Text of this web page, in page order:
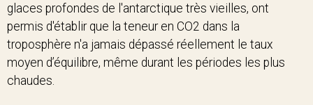
glaces profondes de l'antarctique très vieilles, ont
permis d'établir que la teneur en CO2 dans la
troposphère n'a jamais dépassé réellement le taux
moyen d’équilibre, même durant les périodes les plus
chaudes.